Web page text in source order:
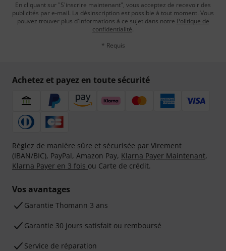
En cliquant sur "S'inscrire maintenant", vous acceptez de recevoir des
publicités par e-mail. La désinscription est possible à tout moment. Vous
pouvez trouver plus d'informations à ce sujet dans notre Politique de
confidentialité.
* Requis
Achetez et payez en toute sécurité
Réglez de manière sûre et sécurisée par Virement
(IBAN/BIC), PayPal, Amazon Pay, Klarna Payer Maintenant,
Klarna Payer en 3 fois ou Carte de crédit.
Vos avantages
Ga­ran­tie Thomann 3 ans
Garantie 30 jours satisfait ou remboursé
Service de réparation